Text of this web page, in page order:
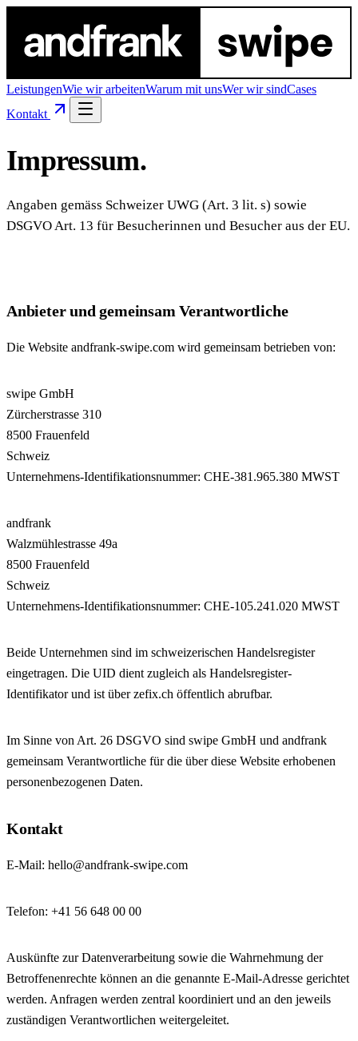
LeistungenWie wir arbeitenWarum mit unsWer wir sindCases
Kontakt
Impressum.
Angaben gemäss Schweizer UWG (Art. 3 lit. s) sowie
DSGVO Art. 13 für Besucherinnen und Besucher aus der EU.
Anbieter und gemeinsam Verantwortliche
Die Website andfrank-swipe.com wird gemeinsam betrieben von:
swipe GmbH
Zürcherstrasse 310
8500 Frauenfeld
Schweiz
Unternehmens-Identifikationsnummer: CHE-381.965.380 MWST
andfrank
Walzmühlestrasse 49a
8500 Frauenfeld
Schweiz
Unternehmens-Identifikationsnummer: CHE-105.241.020 MWST
Beide Unternehmen sind im schweizerischen Handelsregister
eingetragen. Die UID dient zugleich als Handelsregister-
Identifikator und ist über zefix.ch öffentlich abrufbar.
Im Sinne von Art. 26 DSGVO sind swipe GmbH und andfrank
gemeinsam Verantwortliche für die über diese Website erhobenen
personenbezogenen Daten.
Kontakt
E-Mail: hello@andfrank-swipe.com
Telefon: +41 56 648 00 00
Auskünfte zur Datenverarbeitung sowie die Wahrnehmung der
Betroffenenrechte können an die genannte E-Mail-Adresse gerichtet
werden. Anfragen werden zentral koordiniert und an den jeweils
zuständigen Verantwortlichen weitergeleitet.